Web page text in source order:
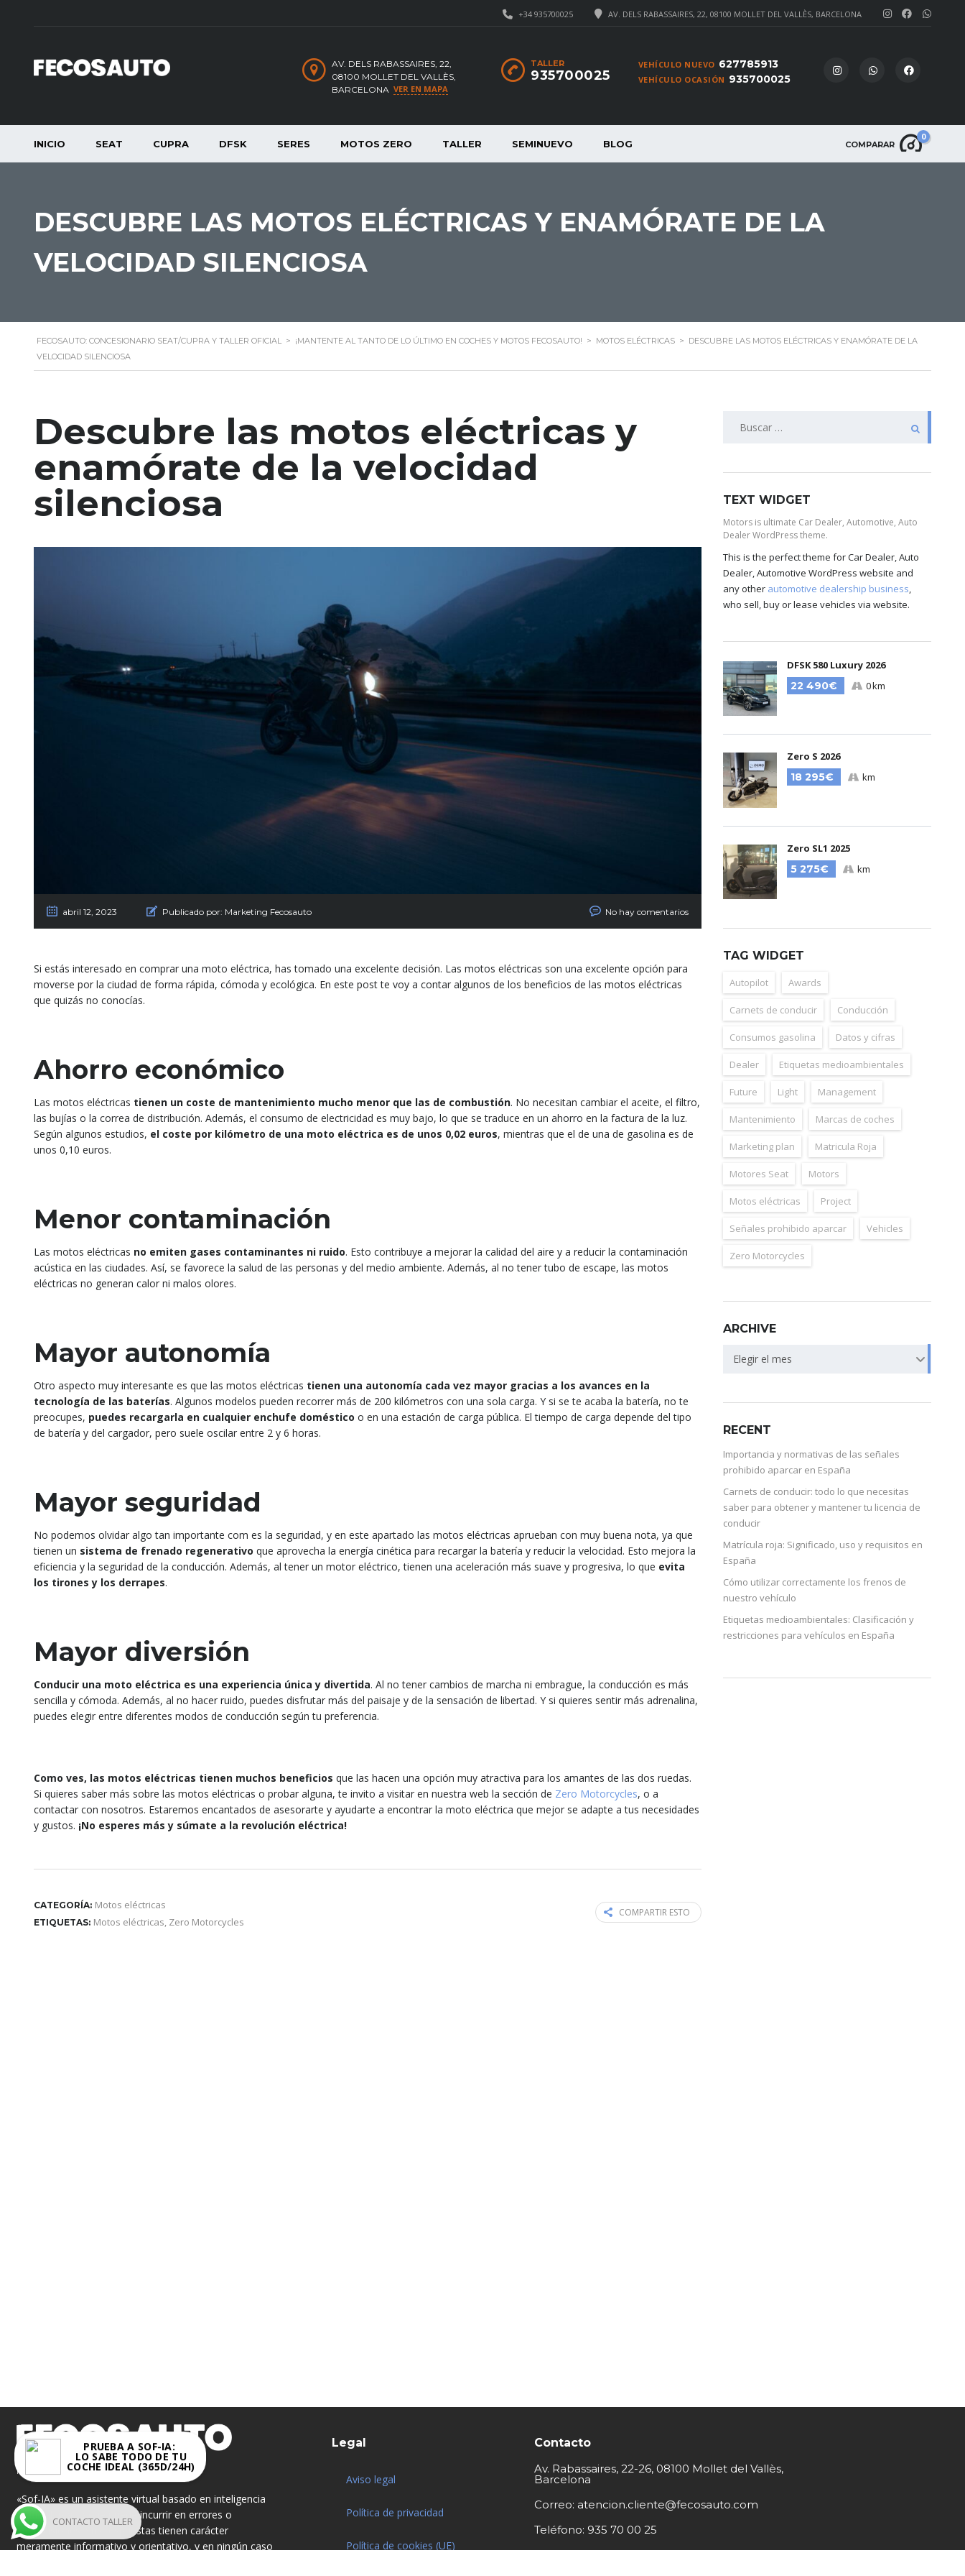
PRUEBA A SOF-IA:
LO SABE TODO DE TU
COCHE IDEAL (365D/24H)
AV. DELS RABASSAIRES, 22, 08100 MOLLET DEL VALLÈS, BARCELONA
+34 935700025
VEHÍCULO NUEVO 627785913
VEHÍCULO OCASIÓN 935700025
TALLER
935700025
AV. DELS RABASSAIRES, 22,
08100 MOLLET DEL VALLÈS,
BARCELONA VER EN MAPA
COMPARAR
0
INICIO SEAT CUPRA DFSK SERES MOTOS ZERO TALLER SEMINUEVO BLOG
DESCUBRE LAS MOTOS ELÉCTRICAS Y ENAMÓRATE DE LA
VELOCIDAD SILENCIOSA
FECOSAUTO: CONCESIONARIO SEAT/CUPRA Y TALLER OFICIAL > ¡MANTENTE AL TANTO DE LO ÚLTIMO EN COCHES Y MOTOS FECOSAUTO! > MOTOS ELÉCTRICAS > DESCUBRE LAS MOTOS ELÉCTRICAS Y ENAMÓRATE DE LA
VELOCIDAD SILENCIOSA
Descubre las motos eléctricas y
enamórate de la velocidad
silenciosa
abril 12, 2023 Publicado por: Marketing Fecosauto No hay comentarios
Si estás interesado en comprar una moto eléctrica, has tomado una excelente decisión. Las motos eléctricas son una excelente opción para
moverse por la ciudad de forma rápida, cómoda y ecológica. En este post te voy a contar algunos de los beneficios de las motos eléctricas
que quizás no conocías.
Ahorro económico
Las motos eléctricas tienen un coste de mantenimiento mucho menor que las de combustión. No necesitan cambiar el aceite, el filtro,
las bujías o la correa de distribución. Además, el consumo de electricidad es muy bajo, lo que se traduce en un ahorro en la factura de la luz.
Según algunos estudios, el coste por kilómetro de una moto eléctrica es de unos 0,02 euros, mientras que el de una de gasolina es de
unos 0,10 euros.
Menor contaminación
Las motos eléctricas no emiten gases contaminantes ni ruido. Esto contribuye a mejorar la calidad del aire y a reducir la contaminación
acústica en las ciudades. Así, se favorece la salud de las personas y del medio ambiente. Además, al no tener tubo de escape, las motos
eléctricas no generan calor ni malos olores.
Mayor autonomía
Otro aspecto muy interesante es que las motos eléctricas tienen una autonomía cada vez mayor gracias a los avances en la
tecnología de las baterías. Algunos modelos pueden recorrer más de 200 kilómetros con una sola carga. Y si se te acaba la batería, no te
preocupes, puedes recargarla en cualquier enchufe doméstico o en una estación de carga pública. El tiempo de carga depende del tipo
de batería y del cargador, pero suele oscilar entre 2 y 6 horas.
Mayor seguridad
No podemos olvidar algo tan importante com es la seguridad, y en este apartado las motos eléctricas aprueban con muy buena nota, ya que
tienen un sistema de frenado regenerativo que aprovecha la energía cinética para recargar la batería y reducir la velocidad. Esto mejora la
eficiencia y la seguridad de la conducción. Además, al tener un motor eléctrico, tienen una aceleración más suave y progresiva, lo que evita
los tirones y los derrapes.
Mayor diversión
Conducir una moto eléctrica es una experiencia única y divertida. Al no tener cambios de marcha ni embrague, la conducción es más
sencilla y cómoda. Además, al no hacer ruido, puedes disfrutar más del paisaje y de la sensación de libertad. Y si quieres sentir más adrenalina,
puedes elegir entre diferentes modos de conducción según tu preferencia.
Como ves, las motos eléctricas tienen muchos beneficios que las hacen una opción muy atractiva para los amantes de las dos ruedas.
Si quieres saber más sobre las motos eléctricas o probar alguna, te invito a visitar en nuestra web la sección de Zero Motorcycles, o a
contactar con nosotros. Estaremos encantados de asesorarte y ayudarte a encontrar la moto eléctrica que mejor se adapte a tus necesidades
y gustos. ¡No esperes más y súmate a la revolución eléctrica!
CATEGORÍA: Motos eléctricas
ETIQUETAS: Motos eléctricas, Zero Motorcycles
COMPARTIR ESTO
TEXT WIDGET
Motors is ultimate Car Dealer, Automotive, Auto
Dealer WordPress theme.
This is the perfect theme for Car Dealer, Auto
Dealer, Automotive WordPress website and
any other automotive dealership business,
who sell, buy or lease vehicles via website.
DFSK 580 Luxury 2026
22 490€
0 km
Zero S 2026
18 295€
km
Zero SL1 2025
5 275€
km
TAG WIDGET
Autopilot Awards
Carnets de conducir Conducción
Consumos gasolina Datos y cifras
Dealer Etiquetas medioambientales
Future Light Management
Mantenimiento Marcas de coches
Marketing plan Matricula Roja
Motores Seat Motors
Motos eléctricas Project
Señales prohibido aparcar Vehicles
Zero Motorcycles
ARCHIVE
Elegir el mes
RECENT
Importancia y normativas de las señales
prohibido aparcar en España
Carnets de conducir: todo lo que necesitas
saber para obtener y mantener tu licencia de
conducir
Matrícula roja: Significado, uso y requisitos en
España
Cómo utilizar correctamente los frenos de
nuestro vehículo
Etiquetas medioambientales: Clasificación y
restricciones para vehículos en España
FECOSAUTO S.L.
«Sof-IA» es un asistente virtual basado en inteligencia
artificial, por lo que puede incurrir en errores o
imprecisiones. Sus respuestas tienen carácter
meramente informativo y orientativo, y en ningún caso
Legal
Aviso legal
Política de privacidad
Política de cookies (UE)
Contacto
Av. Rabassaires, 22-26, 08100 Mollet del Vallès,
Barcelona
Correo: atencion.cliente@fecosauto.com
Teléfono: 935 70 00 25
CONTACTO TALLER